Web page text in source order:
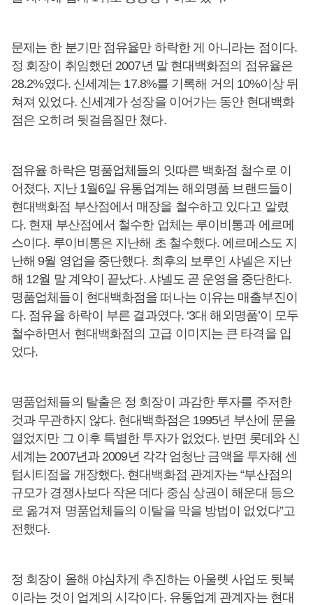
문제는 한 분기만 점유율만 하락한 게 아니라는 점이다.
정 회장이 취임했던 2007년 말 현대백화점의 점유율은
28.2%였다. 신세계는 17.8%를 기록해 거의 10%이상 뒤
쳐져 있었다. 신세계가 성장을 이어가는 동안 현대백화
점은 오히려 뒷걸음질만 쳤다.
점유율 하락은 명품업체들의 잇따른 백화점 철수로 이
어졌다. 지난 1월6일 유통업계는 해외명품 브랜드들이
현대백화점 부산점에서 매장을 철수하고 있다고 알렸
다. 현재 부산점에서 철수한 업체는 루이비통과 에르메
스이다. 루이비통은 지난해 초 철수했다. 에르메스도 지
난해 9월 영업을 중단했다. 최후의 보루인 샤넬은 지난
해 12월 말 계약이 끝났다. 샤넬도 곧 운영을 중단한다.
명품업체들이 현대백화점을 떠나는 이유는 매출부진이
다. 점유율 하락이 부른 결과였다. ‘3대 해외명품’이 모두
철수하면서 현대백화점의 고급 이미지는 큰 타격을 입
었다.
명품업체들의 탈출은 정 회장이 과감한 투자를 주저한
것과 무관하지 않다. 현대백화점은 1995년 부산에 문을
열었지만 그 이후 특별한 투자가 없었다. 반면 롯데와 신
세계는 2007년과 2009년 각각 엄청난 금액을 투자해 센
텀시티점을 개장했다. 현대백화점 관계자는 “부산점의
규모가 경쟁사보다 작은 데다 중심 상권이 해운대 등으
로 옮겨져 명품업체들의 이탈을 막을 방법이 없었다”고
전했다.
정 회장이 올해 야심차게 추진하는 아울렛 사업도 뒷북
이라는 것이 업계의 시각이다. 유통업계 관계자는 현대